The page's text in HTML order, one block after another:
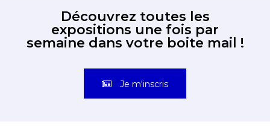
Découvrez toutes les
expositions une fois par
semaine dans votre boite mail !
Je m'inscris